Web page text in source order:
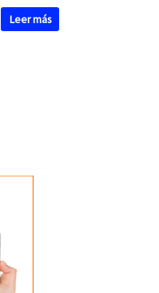
Leer más